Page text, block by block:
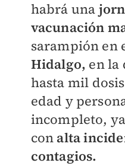
habrá una
vacunación
sarampión en
Hidalgo, en la
hasta mil
edad y
incompleto,
con alta
contagios.